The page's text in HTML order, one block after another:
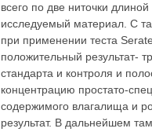
всего по две ниточки
исследуемый материал. С
при применении теста
положительный результат-
стандарта и контроля и
концентрацию простато-
содержимого влагалища и
результат. В дальнейшем